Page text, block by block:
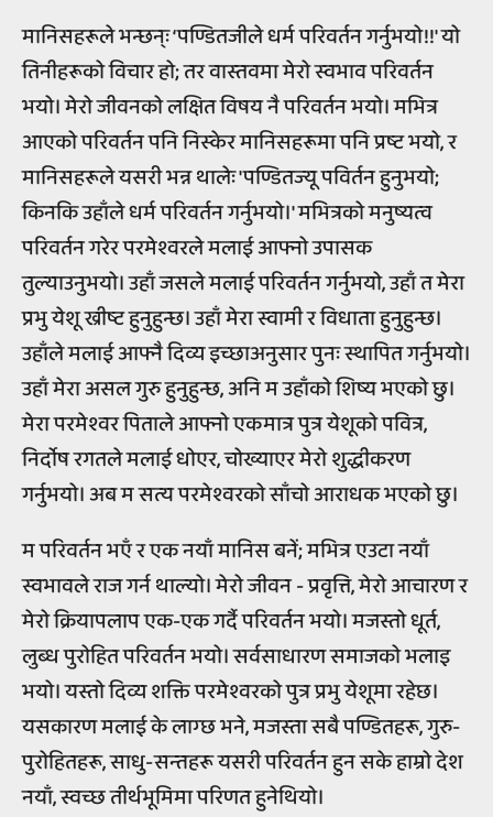
मानिसहरूले भन्छन्ः ‘पण्डितजीले धर्म परिवर्तन गर्नुभयो!!' यो
तिनीहरूको विचार हो; तर वास्तवमा मेरो स्वभाव परिवर्तन
भयो। मेरो जीवनको लक्षित विषय नै परिवर्तन भयो। मभित्र
आएको परिवर्तन पनि निस्केर मानिसहरूमा पनि प्रष्ट भयो, र
मानिसहरूले यसरी भन्न थालेः 'पण्डितज्यू पविर्तन हुनुभयो;
किनकि उहाँले धर्म परिवर्तन गर्नुभयो।' मभित्रको मनुष्यत्व
परिवर्तन गरेर परमेश्वरले मलाई आफ्नो उपासक
तुल्याउनुभयो। उहाँ जसले मलाई परिवर्तन गर्नुभयो, उहाँ त मेरा
प्रभु येशू ख्रीष्ट हुनुहुन्छ। उहाँ मेरा स्वामी र विधाता हुनुहुन्छ।
उहाँले मलाई आफ्नै दिव्य इच्छाअनुसार पुनः स्थापित गर्नुभयो।
उहाँ मेरा असल गुरु हुनुहुन्छ, अनि म उहाँको शिष्य भएको छु।
मेरा परमेश्वर पिताले आफ्नो एकमात्र पुत्र येशूको पवित्र,
निर्दोष रगतले मलाई धोएर, चोख्याएर मेरो शुद्धीकरण
गर्नुभयो। अब म सत्य परमेश्वरको साँचो आराधक भएको छु।
म परिवर्तन भएँ र एक नयाँ मानिस बनें; मभित्र एउटा नयाँ
स्वभावले राज गर्न थाल्यो। मेरो जीवन - प्रवृत्ति, मेरो आचारण र
मेरो क्रियापलाप एक-एक गर्दै परिवर्तन भयो। मजस्तो धूर्त,
लुब्ध पुरोहित परिवर्तन भयो। सर्वसाधारण समाजको भलाइ
भयो। यस्तो दिव्य शक्ति परमेश्वरको पुत्र प्रभु येशूमा रहेछ।
यसकारण मलाई के लाग्छ भने, मजस्ता सबै पण्डितहरू, गुरु-
पुरोहितहरू, साधु-सन्तहरू यसरी परिवर्तन हुन सके हाम्रो देश
नयाँ, स्वच्छ तीर्थभूमिमा परिणत हुनेथियो।